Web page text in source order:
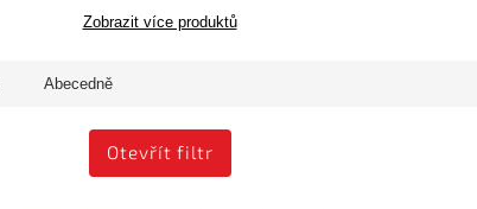
Zobrazit více produktů
Abecedně
Otevřít filtr